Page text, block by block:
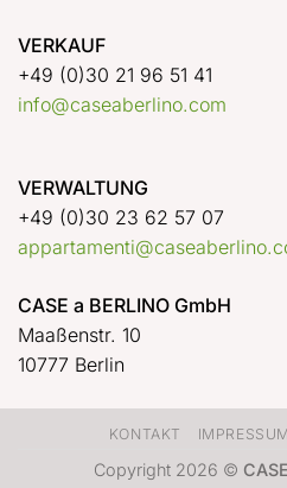
VERKAUF
+49 (0)30 21 96 51 41
info@caseaberlino.com
VERWALTUNG
+49 (0)30 23 62 57 07
CASE a BERLINO GmbH
Maaßenstr. 10
10777 Berlin
KONTAKT IMPRESSUM
Copyright 2026 ©